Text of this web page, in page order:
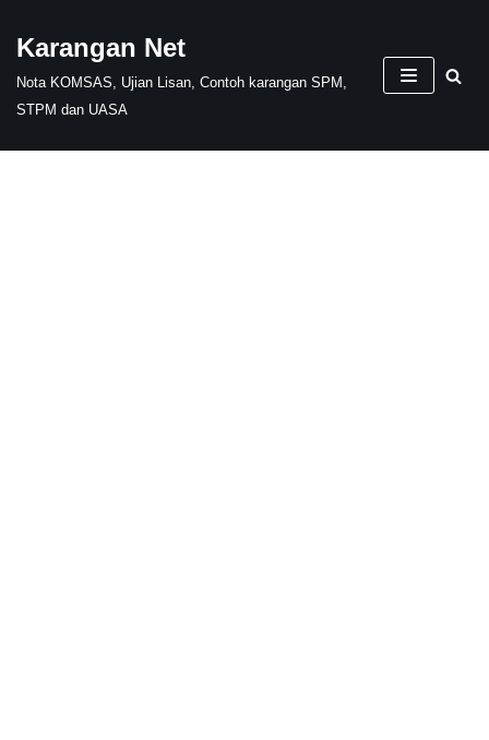
Skip
to
content
Karangan Net
Nota KOMSAS, Ujian Lisan, Contoh karangan SPM,
STPM dan UASA